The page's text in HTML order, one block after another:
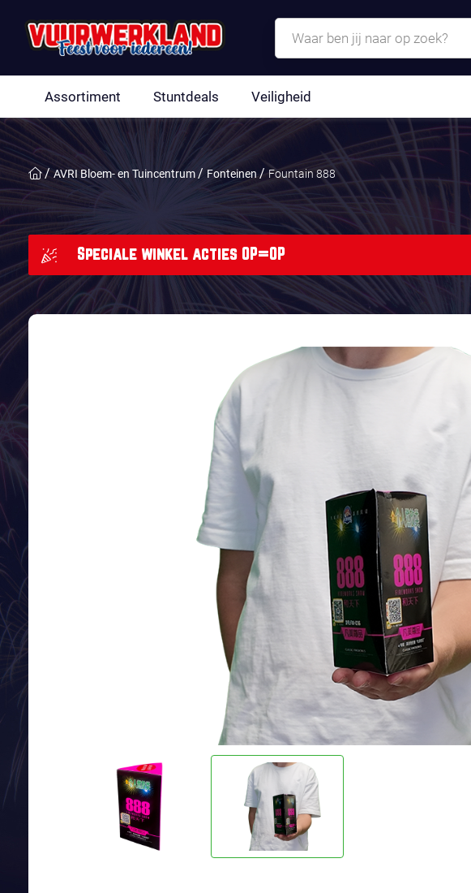
Assortiment Stuntdeals Veiligheid
AVRI Bloem- en Tuincentrum Fonteinen Fountain 888
Speciale winkel acties OP=OP